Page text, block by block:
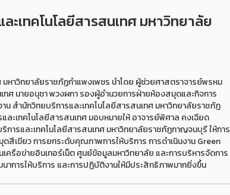
เทคโนโลยีสารสนเทศ มหาวิทยาลัย
หาวิทยาลัยราชภัฏกำแพงเพชร นำโดย ผู้ช่วยศาสตราจารย์พรหม
ทศ นายอนุชา พวงผกา รองผู้อำนวยการฝ่ายห้องสมุดและกิจการ
สำนักวิทยบริการและเทคโนโลยีสารสนเทศ มหาวิทยาลัยราชภัฏ
เทคโนโลยีสารสนเทศ มอบหมายให้ อาจารย์พิศาล คงเฉียด
ารและเทคโนโลยีสารสนเทศ มหาวิทยาลัยราชภัฏกาญจนบุรี ให้การ
สีเขียว การยกระดับคุณภาพการให้บริการ การดำเนินงาน Green
ครือข่ายอินเทอร์เน็ต ศูนย์ข้อมูลมหาวิทยาลัย และการบริหารจัดการ
การให้บริการ และการปฏิบัติงานให้มีประสิทธิภาพมากยิ่งขึ้น